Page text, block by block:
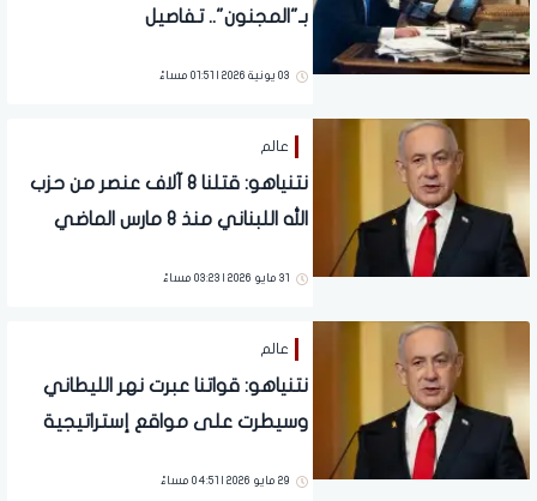
بـ"المجنون".. تفاصيل
03 يونية 2026 | 01:51 مساءً
عالم
نتنياهو: قتلنا 8 آلاف عنصر من حزب
الله اللبناني منذ 8 مارس الماضي
31 مايو 2026 | 03:23 مساءً
عالم
نتنياهو: قواتنا عبرت نهر الليطاني
وسيطرت على مواقع إستراتيجية
29 مايو 2026 | 04:51 مساءً